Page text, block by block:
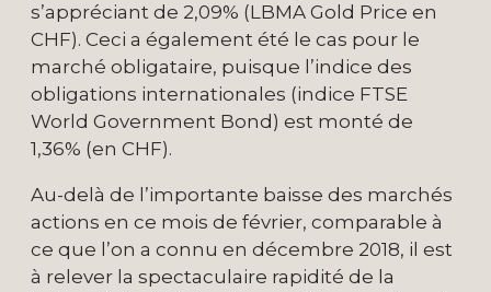
s’appréciant de 2,09% (LBMA Gold Price en
CHF). Ceci a également été le cas pour le
marché obligataire, puisque l’indice des
obligations internationales (indice FTSE
World Government Bond) est monté de
1,36% (en CHF).
Au-delà de l’importante baisse des marchés
actions en ce mois de février, comparable à
ce que l’on a connu en décembre 2018, il est
à relever la spectaculaire rapidité de la